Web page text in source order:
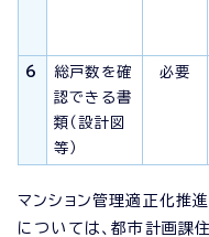
6
総戸数を確
認できる書
類（設計図
等）
必要
マンション管理適正化推
については、都市計画